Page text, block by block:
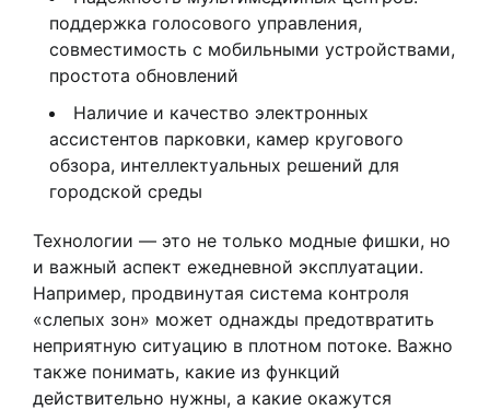
поддержка голосового управления,
совместимость с мобильными устройствами,
простота обновлений
Наличие и качество электронных
ассистентов парковки, камер кругового
обзора, интеллектуальных решений для
городской среды
Технологии — это не только модные фишки, но
и важный аспект ежедневной эксплуатации.
Например, продвинутая система контроля
«слепых зон» может однажды предотвратить
неприятную ситуацию в плотном потоке. Важно
также понимать, какие из функций
действительно нужны, а какие окажутся